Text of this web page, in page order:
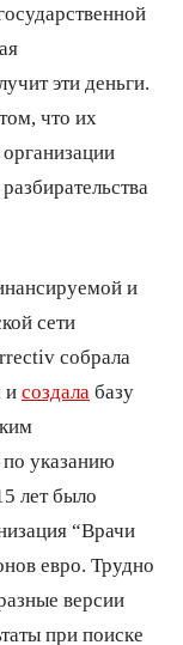
эти деньги.
что их
и
сети
собрала
и создала базу
указанию
лет было
“Врачи
евро. Трудно
версии
при поиске